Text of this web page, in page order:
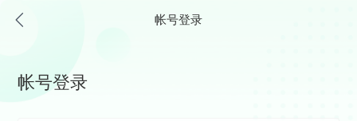
帐号登录
帐号登录